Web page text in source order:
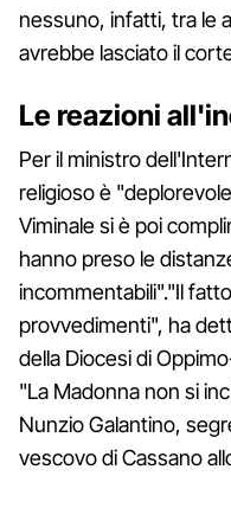
nessuno, infatti, tra le
avrebbe lasciato il
Le reazioni
Per il ministro
religioso è
Viminale si è poi
hanno preso le
incommentabili"."Il
provvedimenti", ha
della Diocesi di
"La Madonna non si
Nunzio Galantino,
vescovo di Cassano